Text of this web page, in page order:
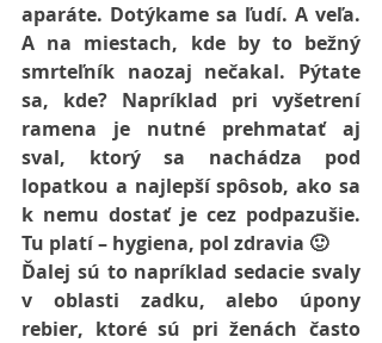
aparáte. Dotýkame sa ľudí. A veľa.
A na miestach, kde by to bežný
smrteľník naozaj nečakal. Pýtate
sa, kde? Napríklad pri vyšetrení
ramena je nutné prehmatať aj
sval, ktorý sa nachádza pod
lopatkou a najlepší spôsob, ako sa
k nemu dostať je cez podpazušie.
Tu platí – hygiena, pol zdravia 🙂
Ďalej sú to napríklad sedacie svaly
v oblasti zadku, alebo úpony
rebier, ktoré sú pri ženách často